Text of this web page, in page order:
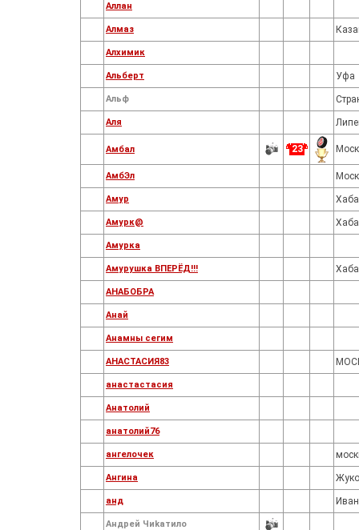
Аллан
Алмаз
Алхимик
Альберт Уфа
Альф
Аля
Амбал 23
АмбЭл
Амур
Амурк@
Амурка
Амурушка ВПЕРЁД!!!
АНАБОБРА
Анай
Анамны сегим
АНАСТАСИЯ83
анастастасия
Анатолий
анатолий76
ангелочек
Ангина
анд
Андрeй Чиkатило